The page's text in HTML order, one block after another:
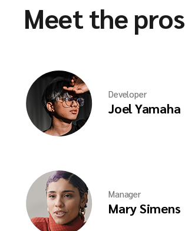
Meet the pros
Developer
Joel Yamaha
Manager
Mary Simens